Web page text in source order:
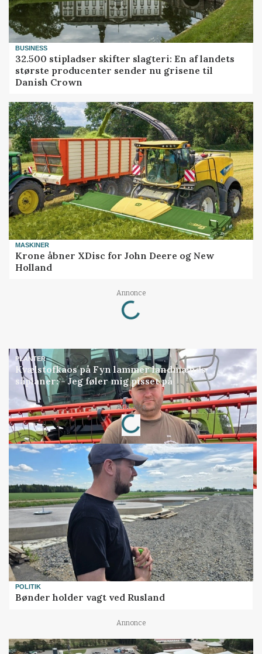
BUSINESS
32.500 stipladser skifter slagteri: En af landets
største producenter sender nu grisene til
Danish Crown
MASKINER
Krone åbner XDisc for John Deere og New
Holland
Annonce
Loading...
PLANTER
Kvælstofkaos på Fyn lammer landmænds
såplaner: - Jeg føler mig pisset på
Annonce
Loading...
POLITIK
Bønder holder vagt ved Rusland
Annonce